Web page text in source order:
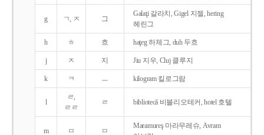
g ㄱ, ㅈ 그
Galaţi 갈라치, Gigel 지젤, hering
헤린그
h ㅎ 흐 haţeg 하체그, duh 두흐
j ㅈ 지 Jiu 지우, Cluj 클루지
k ㅋ ㅡ kilogram 킬로그람
l
ㄹ,
ㄹㄹ
ㄹ bibliotecǎ 비블리오테커, hotel 호텔
m ㅁ ㅁ
Maramureş 마라무레슈, Avram